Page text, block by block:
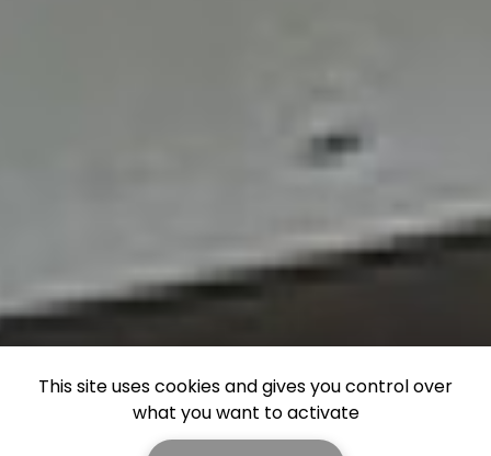
This site uses cookies and gives you control over
what you want to activate